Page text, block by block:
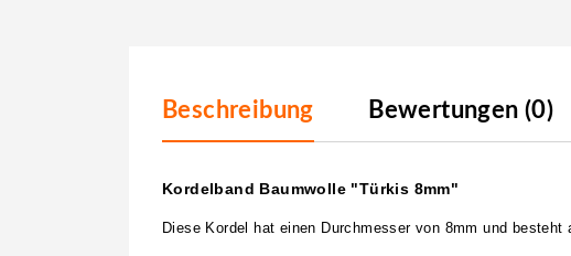
Beschreibung Bewertungen (0)
Kordelband Baumwolle "Türkis 8mm"
Diese Kordel hat einen Durchmesser von 8mm und besteht